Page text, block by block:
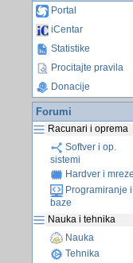
Portal
iCentar
Statistike
Procitajte pravila
Donacije
Forumi
Racunari i oprema
Softver i op.
sistemi
Hardver i mreze
Programiranje i
baze
Nauka i tehnika
Nauka
Tehnika